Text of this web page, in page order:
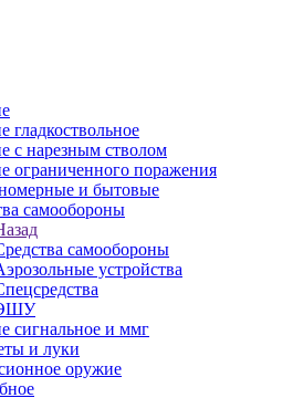
гладкоствольное
с нарезным стволом
ограниченного поражения
и бытовые
самообороны
самообороны
устройства
сигнальное и ммг
и луки
оружие